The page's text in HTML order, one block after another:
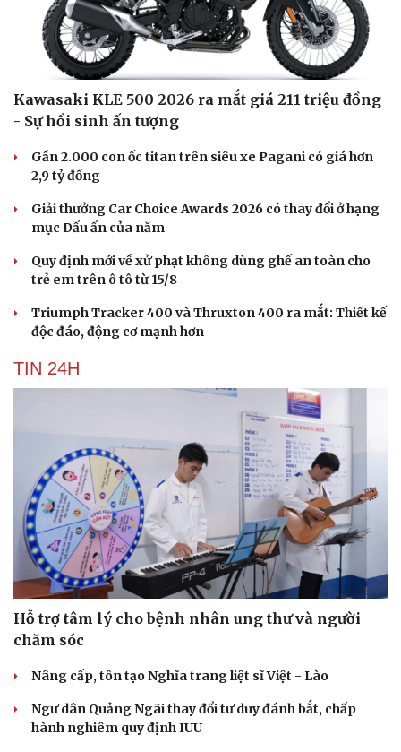
Cải chính
Kawasaki KLE 500 2026 ra mắt giá 211 triệu đồng
- Sự hồi sinh ấn tượng
Gần 2.000 con ốc titan trên siêu xe Pagani có giá hơn
2,9 tỷ đồng
Giải thưởng Car Choice Awards 2026 có thay đổi ở hạng
mục Dấu ấn của năm
Quy định mới về xử phạt không dùng ghế an toàn cho
trẻ em trên ô tô từ 15/8
Triumph Tracker 400 và Thruxton 400 ra mắt: Thiết kế
độc đáo, động cơ mạnh hơn
TIN 24H
Hỗ trợ tâm lý cho bệnh nhân ung thư và người
chăm sóc
Nâng cấp, tôn tạo Nghĩa trang liệt sĩ Việt - Lào
Ngư dân Quảng Ngãi thay đổi tư duy đánh bắt, chấp
hành nghiêm quy định IUU